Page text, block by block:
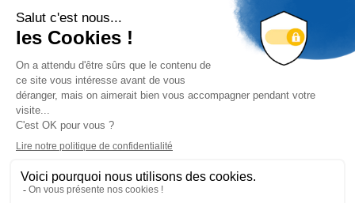
32 rue de Mogador
75 009 Paris
Espace Presse
Trouver un
professionnel
Nous suivre